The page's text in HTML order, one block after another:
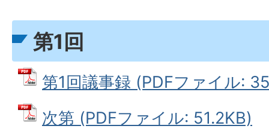
第1回
第1回議事録 (PDFファイル:
次第 (PDFファイル: 51.2KB)